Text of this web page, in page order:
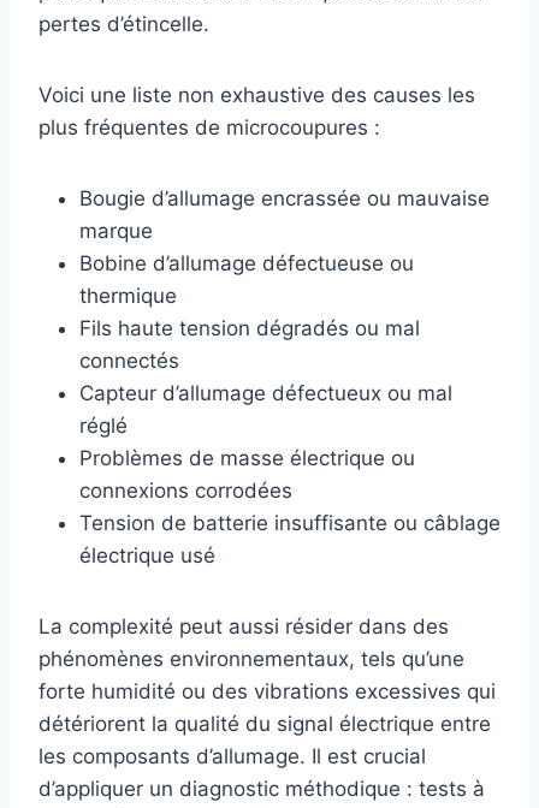
pertes d’étincelle.
Voici une liste non exhaustive des causes les
plus fréquentes de microcoupures :
Bougie d’allumage encrassée ou mauvaise
marque
Bobine d’allumage défectueuse ou
thermique
Fils haute tension dégradés ou mal
connectés
Capteur d’allumage défectueux ou mal
réglé
Problèmes de masse électrique ou
connexions corrodées
Tension de batterie insuffisante ou câblage
électrique usé
La complexité peut aussi résider dans des
phénomènes environnementaux, tels qu’une
forte humidité ou des vibrations excessives qui
détériorent la qualité du signal électrique entre
les composants d’allumage. Il est crucial
d’appliquer un diagnostic méthodique : tests à